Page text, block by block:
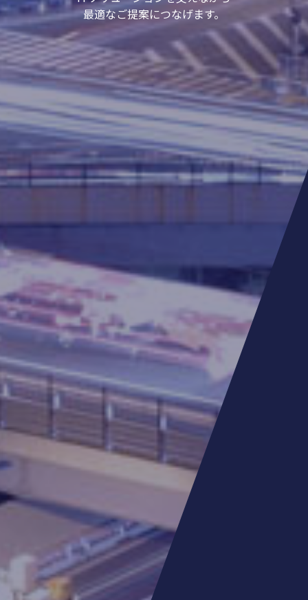
最適なご提案につなげます。